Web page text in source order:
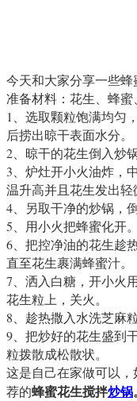
今天和大家分享一些蜂
准备材料：花生、蜂蜜
1、选取颗粒饱满均匀
后捞出晾干表面水分。
2、晾干的花生倒入炒
3、炉灶开小火油炸，
温升高并且花生发出轻
4、另取干净的炒锅，
5、用小火把蜂蜜化开。
6、把控净油的花生趁
直至花生裹满蜂蜜汁。
7、洒入白糖，开小火
花生粒上，关火。
8、趁热撒入水洗芝麻
9、把炒好的花生盛到
粒拨散成松散状。
这是自己在家做可以
荐的蜂蜜花生搅拌炒锅。